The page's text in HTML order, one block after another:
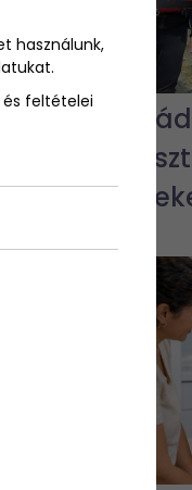
használunk,
feltételei